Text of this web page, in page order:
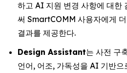
하고 AI 지원 변경 사항에 대한
써 SmartCOMM 사용자에게
결과를 제공한다.
Design Assistant는 사전 구
언어, 어조, 가독성을 AI 기반으